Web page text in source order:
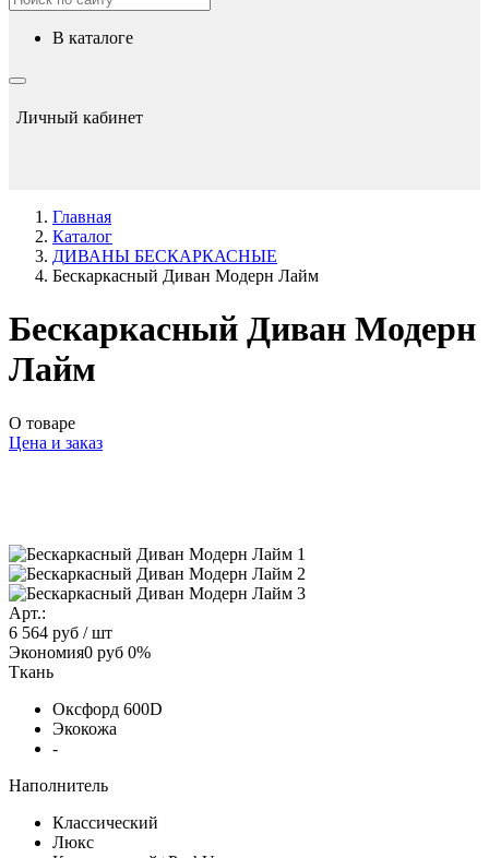
в каталоге
Личный кабинет
Главная
Каталог
ДИВАНЫ БЕСКАРКАСНЫЕ
Бескаркасный Диван Модерн Лайм
Бескаркасный Диван Модерн
Лайм
О товаре
Цена и заказ
Арт.:
6 564 руб / шт
Экономия0 руб 0%
Ткань
Оксфорд 600D
Экокожа
-
Наполнитель
Классический
Люкс